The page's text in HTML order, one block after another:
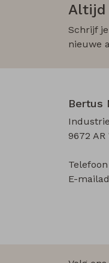
Altijd
Schrijf
nieuwe
Bertus
9672
Telefoon
E-